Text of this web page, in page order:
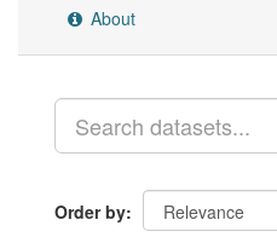
About
Order by